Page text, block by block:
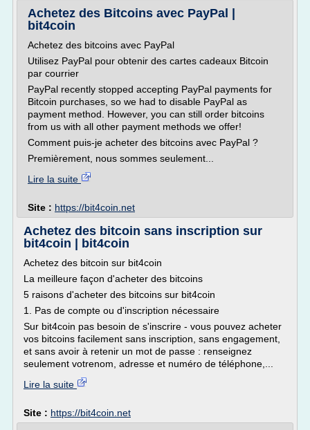
Achetez des Bitcoins avec PayPal |
bit4coin
Achetez des bitcoins avec PayPal
Utilisez PayPal pour obtenir des cartes cadeaux Bitcoin
par courrier
PayPal recently stopped accepting PayPal payments for
Bitcoin purchases, so we had to disable PayPal as
payment method. However, you can still order bitcoins
from us with all other payment methods we offer!
Comment puis-je acheter des bitcoins avec PayPal ?
Premièrement, nous sommes seulement...
Lire la suite
Site : https://bit4coin.net
Achetez des bitcoin sans inscription sur
bit4coin | bit4coin
Achetez des bitcoin sur bit4coin
La meilleure façon d'acheter des bitcoins
5 raisons d'acheter des bitcoins sur bit4coin
1. Pas de compte ou d'inscription nécessaire
Sur bit4coin pas besoin de s'inscrire - vous pouvez acheter
vos bitcoins facilement sans inscription, sans engagement,
et sans avoir à retenir un mot de passe : renseignez
seulement votrenom, adresse et numéro de téléphone,...
Lire la suite
Site : https://bit4coin.net